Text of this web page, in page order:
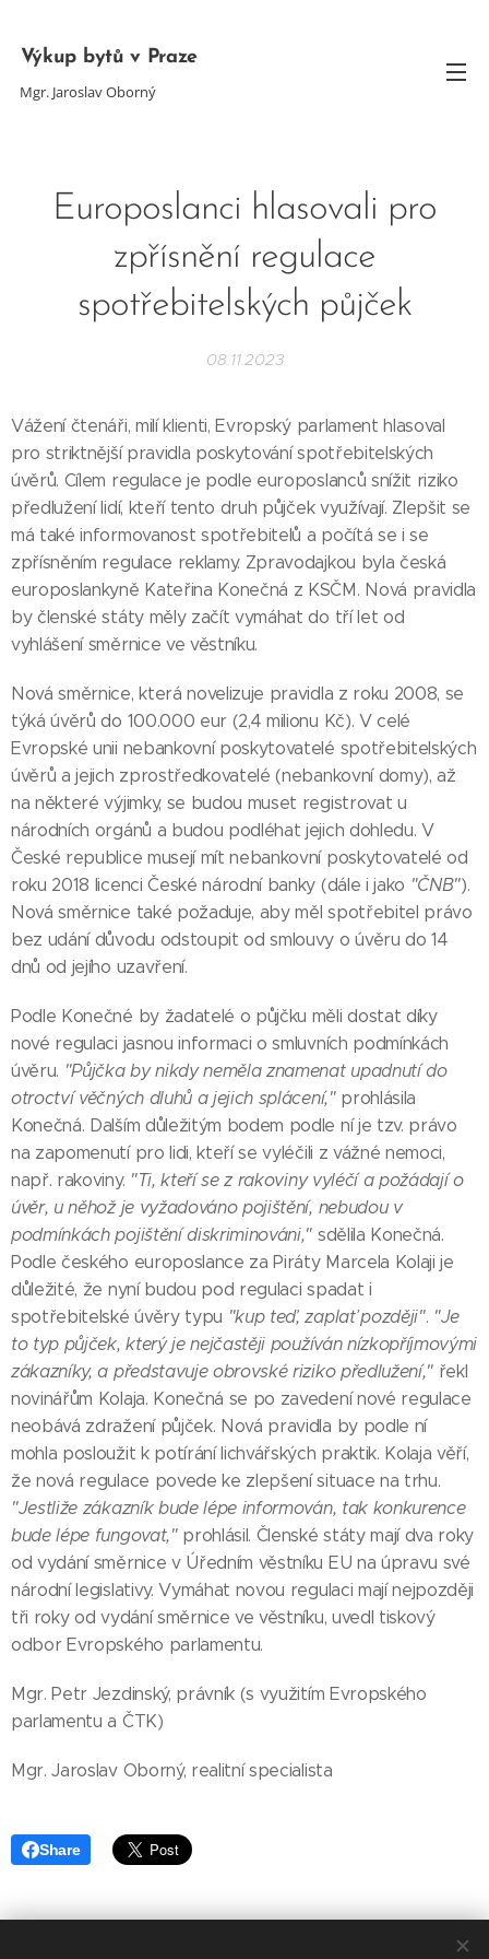
Výkup bytů v Praze
Mgr. Jaroslav Oborný
Europoslanci hlasovali pro
zpřísnění regulace
spotřebitelských půjček
08.11.2023
Vážení čtenáři, milí klienti, Evropský parlament hlasoval
pro striktnější pravidla poskytování spotřebitelských
úvěrů. Cílem regulace je podle europoslanců snížit riziko
předlužení lidí, kteří tento druh půjček využívají. Zlepšit se
má také informovanost spotřebitelů a počítá se i se
zpřísněním regulace reklamy. Zpravodajkou byla česká
europoslankyně Kateřina Konečná z KSČM. Nová pravidla
by členské státy měly začít vymáhat do tří let od
vyhlášení směrnice ve věstníku.
Nová směrnice, která novelizuje pravidla z roku 2008, se
týká úvěrů do 100.000 eur (2,4 milionu Kč). V celé
Evropské unii nebankovní poskytovatelé spotřebitelských
úvěrů a jejich zprostředkovatelé (nebankovní domy), až
na některé výjimky, se budou muset registrovat u
národních orgánů a budou podléhat jejich dohledu. V
České republice musejí mít nebankovní poskytovatelé od
roku 2018 licenci České národní banky (dále i jako "ČNB").
Nová směrnice také požaduje, aby měl spotřebitel právo
bez udání důvodu odstoupit od smlouvy o úvěru do 14
dnů od jejího uzavření.
Podle Konečné by žadatelé o půjčku měli dostat díky
nové regulaci jasnou informaci o smluvních podmínkách
úvěru. "Půjčka by nikdy neměla znamenat upadnutí do
otroctví věčných dluhů a jejich splácení," prohlásila
Konečná. Dalším důležitým bodem podle ní je tzv. právo
na zapomenutí pro lidi, kteří se vyléčili z vážné nemoci,
např. rakoviny. "Ti, kteří se z rakoviny vyléčí a požádají o
úvěr, u něhož je vyžadováno pojištění, nebudou v
podmínkách pojištění diskriminováni," sdělila Konečná.
Podle českého europoslance za Piráty Marcela Kolaji je
důležité, že nyní budou pod regulaci spadat i
spotřebitelské úvěry typu "kup teď, zaplať později". "Je
to typ půjček, který je nejčastěji používán nízkopříjmovými
zákazníky, a představuje obrovské riziko předlužení," řekl
novinářům Kolaja. Konečná se po zavedení nové regulace
neobává zdražení půjček. Nová pravidla by podle ní
mohla posloužit k potírání lichvářských praktik. Kolaja věří,
že nová regulace povede ke zlepšení situace na trhu.
"Jestliže zákazník bude lépe informován, tak konkurence
bude lépe fungovat,"prohlásil. Členské státy mají dva roky
od vydání směrnice v Úředním věstníku EU na úpravu své
národní legislativy. Vymáhat novou regulaci mají nejpozději
tři roky od vydání směrnice ve věstníku, uvedl tiskový
odbor Evropského parlamentu.
Mgr. Petr Jezdinský, právník (s využitím Evropského
parlamentu a ČTK)
Mgr. Jaroslav Oborný, realitní specialista
Share